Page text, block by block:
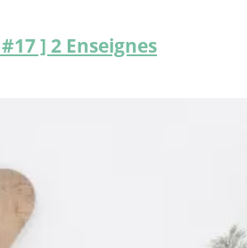
] 2 Enseignes